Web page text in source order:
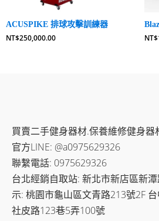
ACUSPIKE 排球攻擊訓練器
NT$250,000.00 NT$
買賣二手健身器材.保養維修健身器
官方LINE: @a0975629326
聯繫電話: 0975629326
台北經銷自取站: 新北市新店區新
示: 桃園市龜山區文青路213號2F
社皮路123巷5弄100號